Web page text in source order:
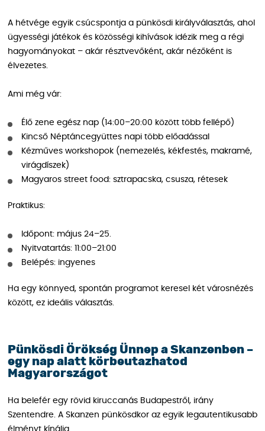
A hétvége egyik csúcspontja a pünkösdi királyválasztás, ahol
ügyességi játékok és közösségi kihívások idézik meg a régi
hagyományokat – akár résztvevőként, akár nézőként is
élvezetes.
Ami még vár:
Élő zene egész nap (14:00–20:00 között több fellépő)
Kincső Néptáncegyüttes napi több előadással
Kézműves workshopok (nemezelés, kékfestés, makramé,
virágdíszek)
Magyaros street food: sztrapacska, csusza, rétesek
Praktikus:
Időpont: május 24–25.
Nyitvatartás: 11:00–21:00
Belépés: ingyenes
Ha egy könnyed, spontán programot keresel két városnézés
között, ez ideális választás.
Pünkösdi Örökség Ünnep a Skanzenben –
egy nap alatt körbeutazhatod
Magyarországot
Ha belefér egy rövid kiruccanás Budapestről, irány
Szentendre. A Skanzen pünkösdkor az egyik legautentikusabb